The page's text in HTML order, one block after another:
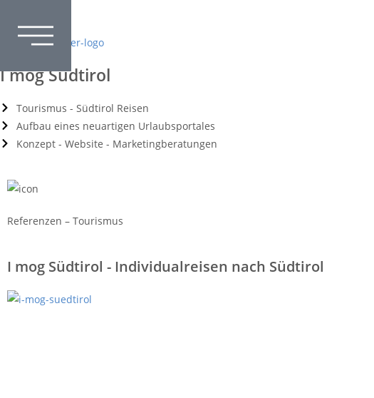
I mog Südtirol
Tourismus - Südtirol Reisen
Aufbau eines neuartigen Urlaubsportales
Konzept - Website - Marketingberatungen
Referenzen – Tourismus
I mog Südtirol - Individualreisen nach Südtirol